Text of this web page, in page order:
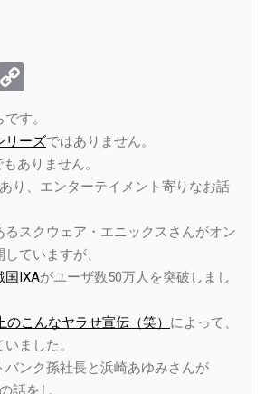
Link
す。
リーズではありません。
もありません。
り、エンターテイメント寄りなお話
るスクウェア・エニックスさんがオン
ていますが、
国IXAがユーザ数50万人を突破しまし
のこんなヤラせ宣伝（笑） によって、
ました。
バンク孫社長と浜崎あゆみさんが
話をし、